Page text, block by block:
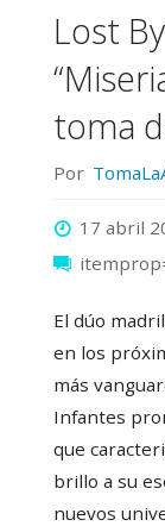
Lost
toma
Por
17 abril
El dúo
en los
más
Infantes
que
brillo a su
nuevos